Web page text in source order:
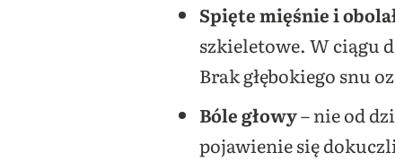
Spięte mięśnie i
szkieletowe. W ciągu
Brak głębokiego snu
Bóle głowy– nie od
pojawienie się